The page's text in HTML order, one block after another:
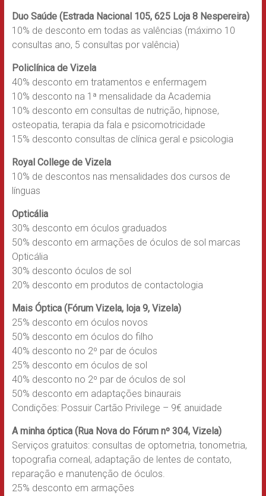
Duo Saúde (Estrada Nacional 105, 625 Loja 8 Nespereira)
10% de desconto em todas as valências (máximo 10
consultas ano, 5 consultas por valência)
Policlínica de Vizela
40% desconto em tratamentos e enfermagem
10% desconto na 1ª mensalidade da Academia
10% desconto em consultas de nutrição, hipnose,
osteopatia, terapia da fala e psicomotricidade
15% desconto consultas de clínica geral e psicologia
Royal College de Vizela
10% de descontos nas mensalidades dos cursos de
línguas
Opticália
30% desconto em óculos graduados
50% desconto em armações de óculos de sol marcas
Opticália
30% desconto óculos de sol
20% desconto em produtos de contactologia
Mais Óptica (Fórum Vizela, loja 9, Vizela)
25% desconto em óculos novos
50% desconto em óculos do filho
40% desconto no 2º par de óculos
25% desconto em óculos de sol
40% desconto no 2º par de óculos de sol
50% desconto em adaptações binaurais
Condições: Possuir Cartão Privilege – 9€ anuidade
A minha óptica (Rua Nova do Fórum nº 304, Vizela)
Serviços gratuitos: consultas de optometria, tonometria,
topografia corneal, adaptação de lentes de contato,
reparação e manutenção de óculos.
25% desconto em armações